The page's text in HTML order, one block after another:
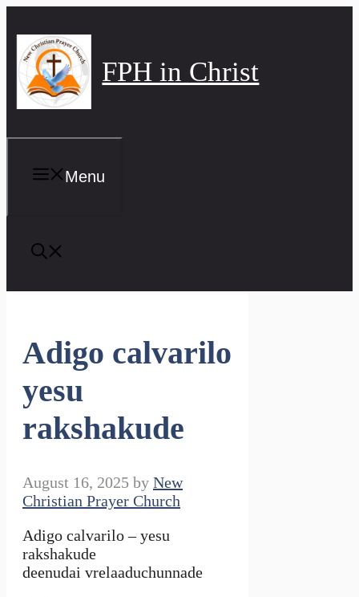
to
content
FPH in Christ
Menu
Adigo calvarilo
yesu
rakshakude
August 16, 2025 by New
Christian Prayer Church
Adigo calvarilo – yesu
rakshakude
deenudai vrelaaduchunnade